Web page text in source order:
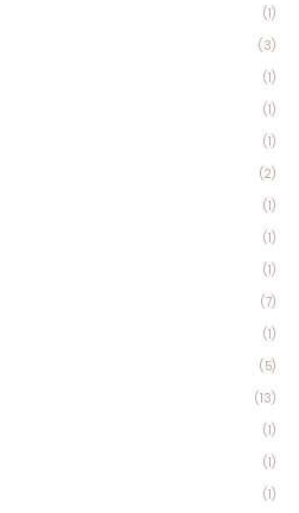
(1)
(3)
(1)
(1)
(1)
(2)
(1)
(1)
(1)
(7)
(1)
(5)
(13)
(1)
(1)
(1)